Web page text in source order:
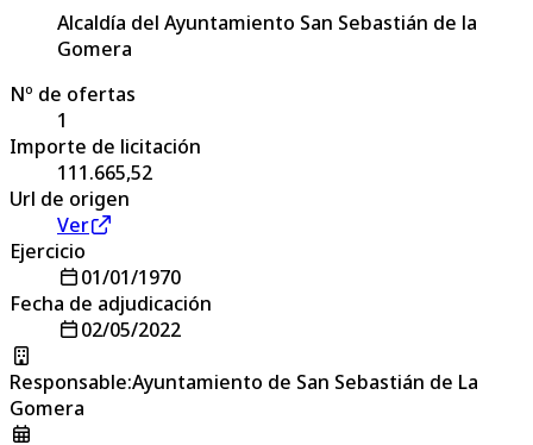
Alcaldía del Ayuntamiento San Sebastián de la
Gomera
Nº de ofertas
1
Importe de licitación
111.665,52
Url de origen
Ver
Ejercicio
01/01/1970
Fecha de adjudicación
02/05/2022
Responsable:Ayuntamiento de San Sebastián de La
Gomera